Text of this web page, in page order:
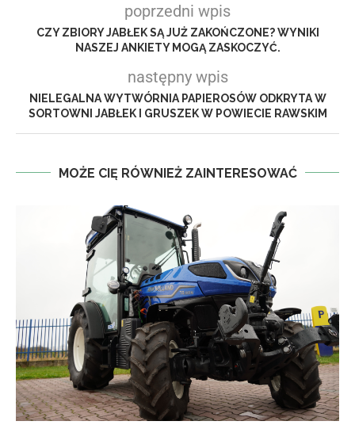
poprzedni wpis
CZY ZBIORY JABŁEK SĄ JUŻ ZAKOŃCZONE? WYNIKI
NASZEJ ANKIETY MOGĄ ZASKOCZYĆ.
następny wpis
NIELEGALNA WYTWÓRNIA PAPIEROSÓW ODKRYTA W
SORTOWNI JABŁEK I GRUSZEK W POWIECIE RAWSKIM
MOŻE CIĘ RÓWNIEŻ ZAINTERESOWAĆ